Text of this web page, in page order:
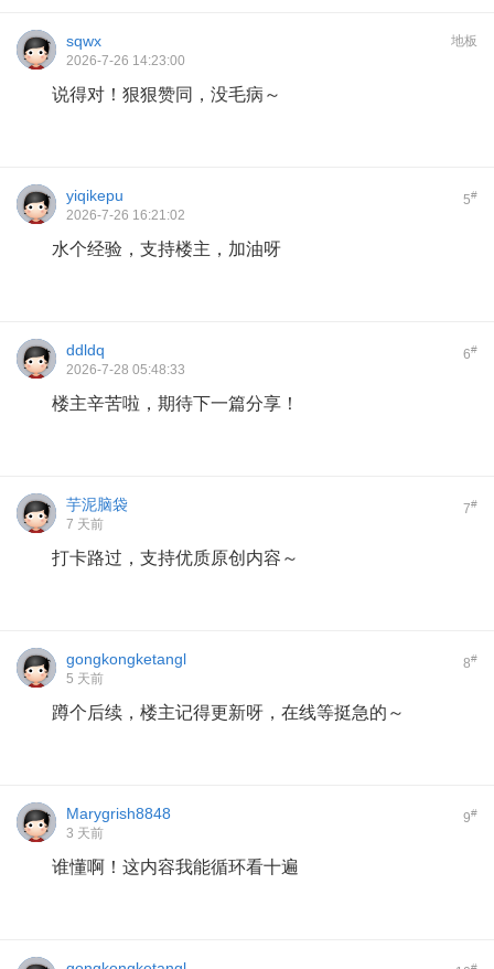
地板
sqwx
2026-7-26 14:23:00
说得对！狠狠赞同，没毛病～
5#
yiqikepu
2026-7-26 16:21:02
水个经验，支持楼主，加油呀
6#
ddldq
2026-7-28 05:48:33
楼主辛苦啦，期待下一篇分享！
7#
芋泥脑袋
7 天前
打卡路过，支持优质原创内容～
8#
gongkongketangl
5 天前
蹲个后续，楼主记得更新呀，在线等挺急的～
9#
Marygrish8848
3 天前
谁懂啊！这内容我能循环看十遍